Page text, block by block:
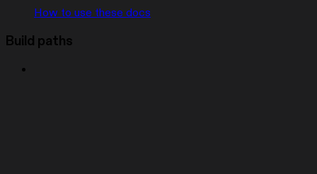
How to use these docs
Build paths